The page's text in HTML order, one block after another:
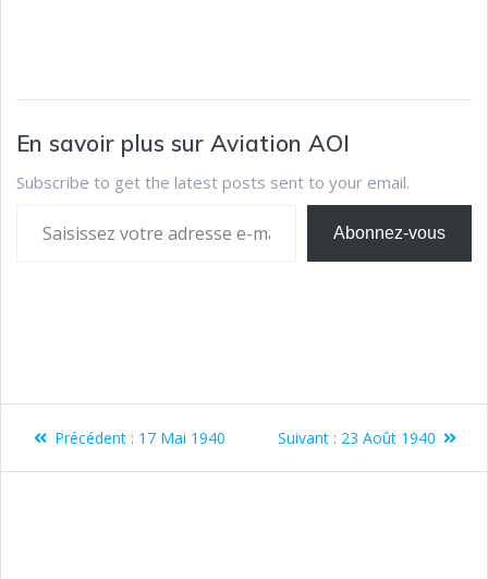
En savoir plus sur Aviation AOI
Subscribe to get the latest posts sent to your email.
Abonnez-vous
Précédent : 17 Mai 1940 Suivant : 23 Août 1940